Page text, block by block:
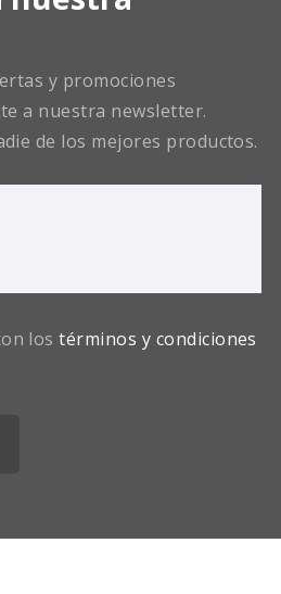
y promociones
a nuestra newsletter.
de los mejores productos.
lostérminos y condiciones